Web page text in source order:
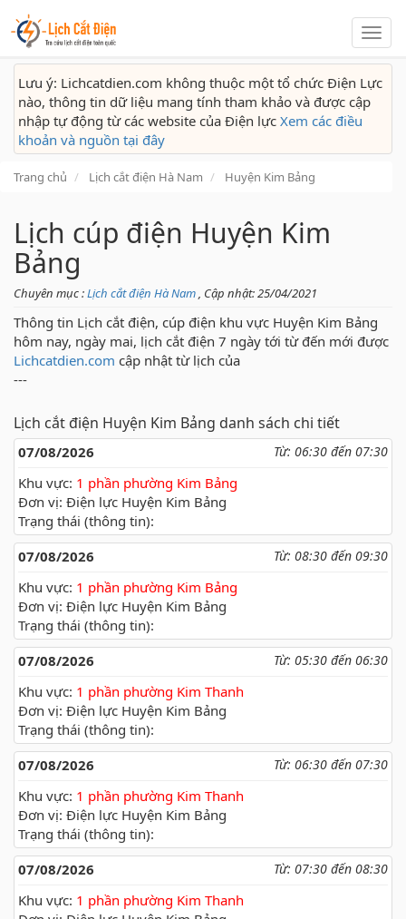
Lịch
cắt
Lưu ý: Lichcatdien.com không thuộc một tổ chức Điện Lực
nào, thông tin dữ liệu mang tính tham khảo và được cập
nhập tự động từ các website của Điện lực Xem các điều
khoản và nguồn tại đây
Trang chủ Lịch cắt điện Hà Nam Huyện Kim Bảng
Lịch cúp điện Huyện Kim
Bảng
Chuyên mục :Lịch cắt điện Hà Nam, Cập nhật: 25/04/2021
Thông tin Lịch cắt điện, cúp điện khu vực Huyện Kim Bảng
hôm nay, ngày mai, lịch cắt điện 7 ngày tới từ đến mới được
Lichcatdien.com cập nhật từ lịch của
---
Lịch cắt điện Huyện Kim Bảng danh sách chi tiết
07/08/2026 Từ: 06:30 đến 07:30
Khu vực: 1 phần phường Kim Bảng
Đơn vị: Điện lực Huyện Kim Bảng
Trạng thái (thông tin):
07/08/2026
Từ: 08:30 đến 09:30
Khu vực: 1 phần phường Kim Bảng
Đơn vị: Điện lực Huyện Kim Bảng
Trạng thái (thông tin):
07/08/2026
Từ: 05:30 đến 06:30
Khu vực: 1 phần phường Kim Thanh
Đơn vị: Điện lực Huyện Kim Bảng
Trạng thái (thông tin):
07/08/2026
Từ: 06:30 đến 07:30
Khu vực: 1 phần phường Kim Thanh
Đơn vị: Điện lực Huyện Kim Bảng
Trạng thái (thông tin):
07/08/2026
Từ: 07:30 đến 08:30
Khu vực: 1 phần phường Kim Thanh